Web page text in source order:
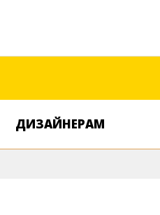
ДИЗАЙНЕРАМ